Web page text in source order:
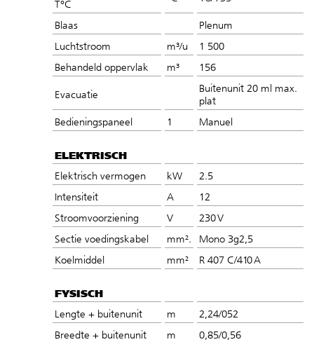
T°C
Blaas
Plenum
Luchtstroom
m³/u
1 500
Behandeld oppervlak
m³ 156
Evacuatie
Buitenunit 20 ml max.
plat
Bedieningspaneel
1 Manuel
ELEKTRISCH
Elektrisch vermogen kW
2.5
Intensiteit
A
12
Stroomvoorziening
V
230 V
Sectie voedingskabel
mm².
Mono 3g2,5
Koelmiddel
mm² R 407 C/410 A
FYSISCH
Lengte + buitenunit m
2,24/052
Breedte + buitenunit
m
0,85/0,56